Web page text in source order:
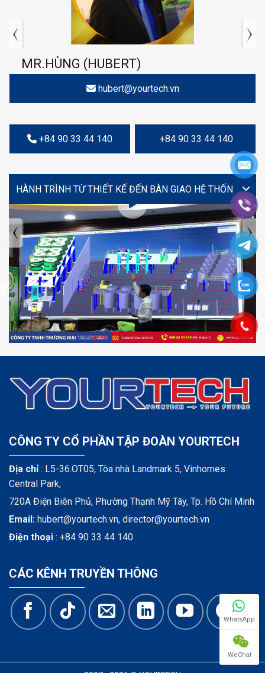
MR.HÙNG (HUBERT)
hubert@yourtech.vn
+84 90 33 44 140 +84 90 33 44 140
VIDEO
TIN TỨC MỚI NHẤT
Tuyển dụng: Nhân viên KẾ TOÁN
CÔNG TY CỔ PHẦN TẬP ĐOÀN YOURTECH
Địa chỉ: L5-36.OT05, Tòa nhà Landmark 5, Vinhomes
Central Park,
720A Điện Biên Phủ, Phường Thạnh Mỹ Tây, Tp. Hồ Chí Minh
Email: hubert@yourtech.vn, director@yourtech.vn
Điện thoại : +84 90 33 44 140
CÁC KÊNH TRUYỀN THÔNG
WhatsApp
WeChat